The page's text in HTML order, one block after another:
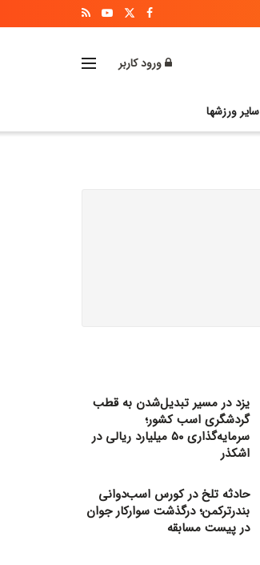
ورود کاربر
سایر ورزشها
یزد در مسیر تبدیل‌شدن به قطب
گردشگری اسب کشور؛
سرمایه‌گذاری ۵۰ میلیارد ریالی در
اشکذر
حادثه تلخ در کورس اسب‌دوانی
بندرترکمن؛ درگذشت سوارکار جوان
در پیست مسابقه